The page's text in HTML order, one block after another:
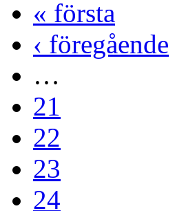
« första
‹ föregående
…
21
22
23
24